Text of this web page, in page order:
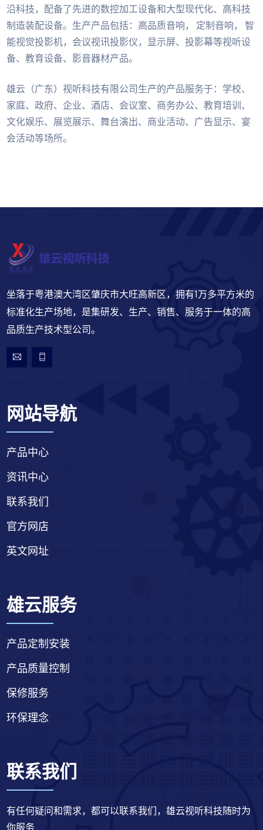
沿科技，配备了先进的数控加工设备和大型现代化、高科技
制造装配设备。生产产品包括：高品质音响， 定制音响， 智
能视觉投影机，会议视讯投影仪，显示屏、投影幕等视听设
备、教育设备、影音器材产品。
雄云（广东）视听科技有限公司生产的产品服务于：学校、
家庭、政府、企业、酒店、会议室、商务办公、教育培训、
文化娱乐、展览展示、舞台演出、商业活动、广告显示、宴
会活动等场所。
坐落于粤港澳大湾区肇庆市大旺高新区，拥有1万多平方米的
标准化生产场地，是集研发、生产、销售、服务于一体的高
品质生产技术型公司。
网站导航
产品中心
资讯中心
联系我们
官方网店
英文网址
雄云服务
产品定制安装
产品质量控制
保修服务
环保理念
联系我们
有任何疑问和需求，都可以联系我们，雄云视听科技随时为
你服务